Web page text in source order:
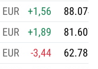
EUR +1,56
EUR +1,89
EUR -3,44